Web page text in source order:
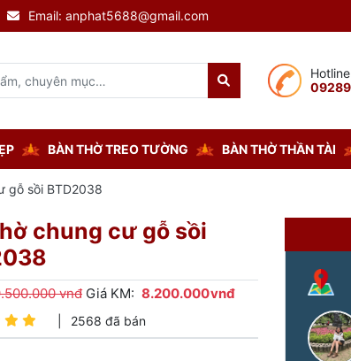
BÀN THỜ TREO TƯỜNG BÀN THỜ THẦN TÀI
Email: anphat5688@gmail.com
gỗ sồi BTD2038
chung cư gỗ sồi
vnđ Giá KM: 8.200.000vnđ
2568 đã bán